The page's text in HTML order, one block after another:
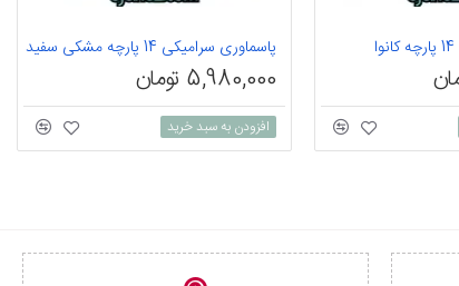
پاسماوری سرامیکی 14 پارچه مشکی سفید
5,980,000 تومان
افزودن به سبد خرید